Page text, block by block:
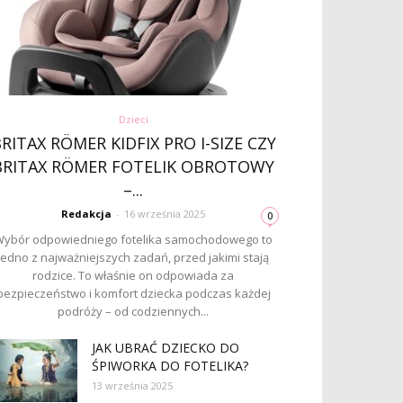
Dzieci
RÖMER KIDFIX PRO I-SIZE CZY
RÖMER FOTELIK OBROTOWY
–...
Redakcja - 16 września 2025 0
odpowiedniego fotelika samochodowego to
z najważniejszych zadań, przed jakimi stają
rodzice. To właśnie on odpowiada za
i komfort dziecka podczas każdej
podróży – od codziennych...
JAK UBRAĆ DZIECKO DO
ŚPIWORKA DO FOTELIKA?
13 września 2025